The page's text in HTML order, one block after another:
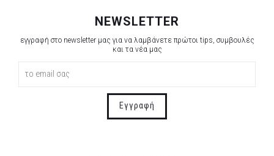
NEWSLETTER
εγγραφή στο newsletter μας για να λαμβάνετε πρώτοι tips, συμβουλές
και τα νέα μας
Εγγραφή